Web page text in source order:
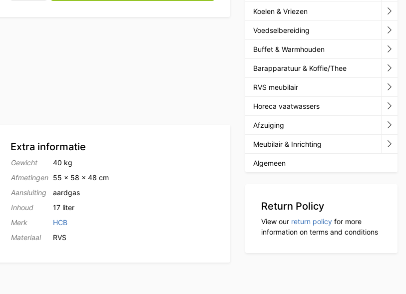
Extra informatie
Gewicht
40 kg
Afmetingen
55 × 58 × 48 cm
Aansluiting
aardgas
Inhoud
17 liter
Merk
HCB
Materiaal
RVS
Koelen & Vriezen
Voedselbereiding
Buffet & Warmhouden
Barapparatuur & Koffie/Thee
RVS meubilair
Horeca vaatwassers
Afzuiging
Meubilair & Inrichting
Algemeen
Return Policy
View our return policy for more
information on terms and conditions